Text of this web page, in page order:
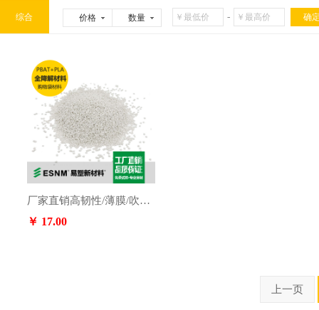
综合 价格 数量 -
厂家直销高韧性/薄膜/吹塑/可堆肥生物基和石油基降解材料购物袋/背心袋/包装袋/垃圾袋
￥ 17.00
上一页